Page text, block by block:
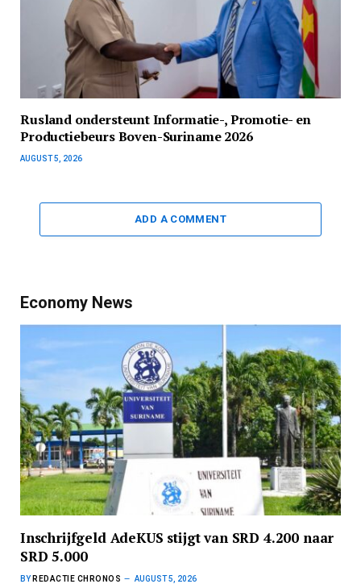
Rusland ondersteunt Informatie-, Promotie- en
Productiebeurs Boven-Suriname 2026
AUGUST 5, 2026
ADD A COMMENT
Economy News
Inschrijfgeld AdeKUS stijgt van SRD 4.200 naar
SRD 5.000
BY REDACTIE CHRONOS AUGUST 5, 2026